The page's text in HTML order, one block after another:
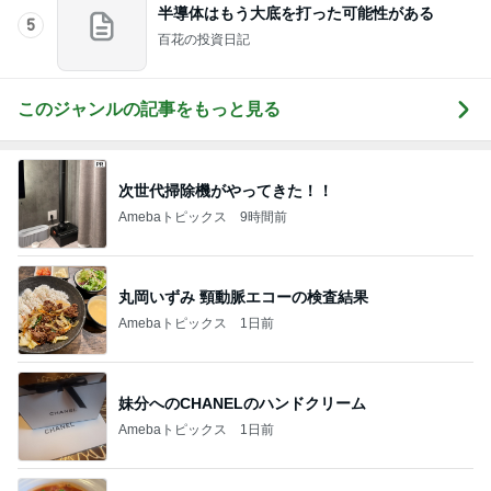
5
半導体はもう大底を打った可能性がある
百花の投資日記
このジャンルの記事をもっと見る
次世代掃除機がやってきた！！
Amebaトピックス 9時間前
丸岡いずみ 頸動脈エコーの検査結果
Amebaトピックス 1日前
妹分へのCHANELのハンドクリーム
Amebaトピックス 1日前